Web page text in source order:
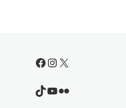
Facebook
Instagram
X
TikTok
YouTube
Flickr